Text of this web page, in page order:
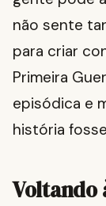
não sente
para criar
Primeira
episódica e
história
Voltando